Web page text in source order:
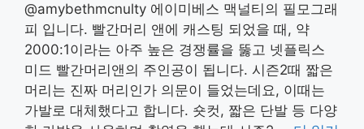
@amybethmcnulty 에이미베스 맥널티의 필모그래
피 입니다. 빨간머리 앤에 캐스팅 되었을 때, 약
2000:1이라는 아주 높은 경쟁률을 뚫고 넷플릭스
미드 빨간머리앤의 주인공이 됩니다. 시즌2때 짧은
머리는 진짜 머리인가 의문이 들었는데요, 이때는
가발로 대체했다고 합니다. 숏컷, 짧은 단발 등 다양